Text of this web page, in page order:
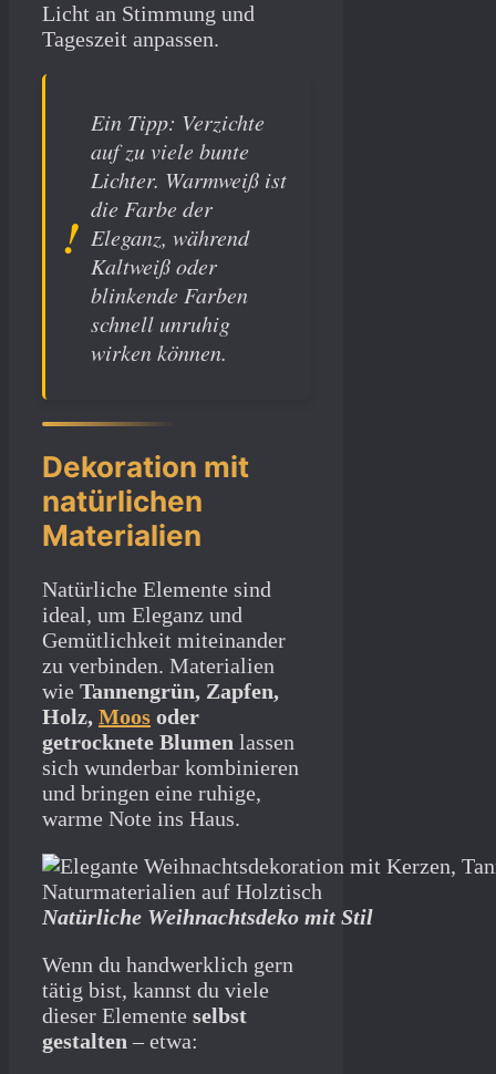
Licht an Stimmung und
Tageszeit anpassen.
Ein Tipp: Verzichte
auf zu viele bunte
Lichter. Warmweiß ist
die Farbe der
Eleganz, während
Kaltweiß oder
blinkende Farben
schnell unruhig
wirken können.
Dekoration mit
natürlichen
Materialien
Natürliche Elemente sind
ideal, um Eleganz und
Gemütlichkeit miteinander
zu verbinden. Materialien
wie Tannengrün, Zapfen,
Holz, Moos oder
getrocknete Blumen lassen
sich wunderbar kombinieren
und bringen eine ruhige,
warme Note ins Haus.
Natürliche Weihnachtsdeko mit Stil
Wenn du handwerklich gern
tätig bist, kannst du viele
dieser Elemente selbst
gestalten – etwa: